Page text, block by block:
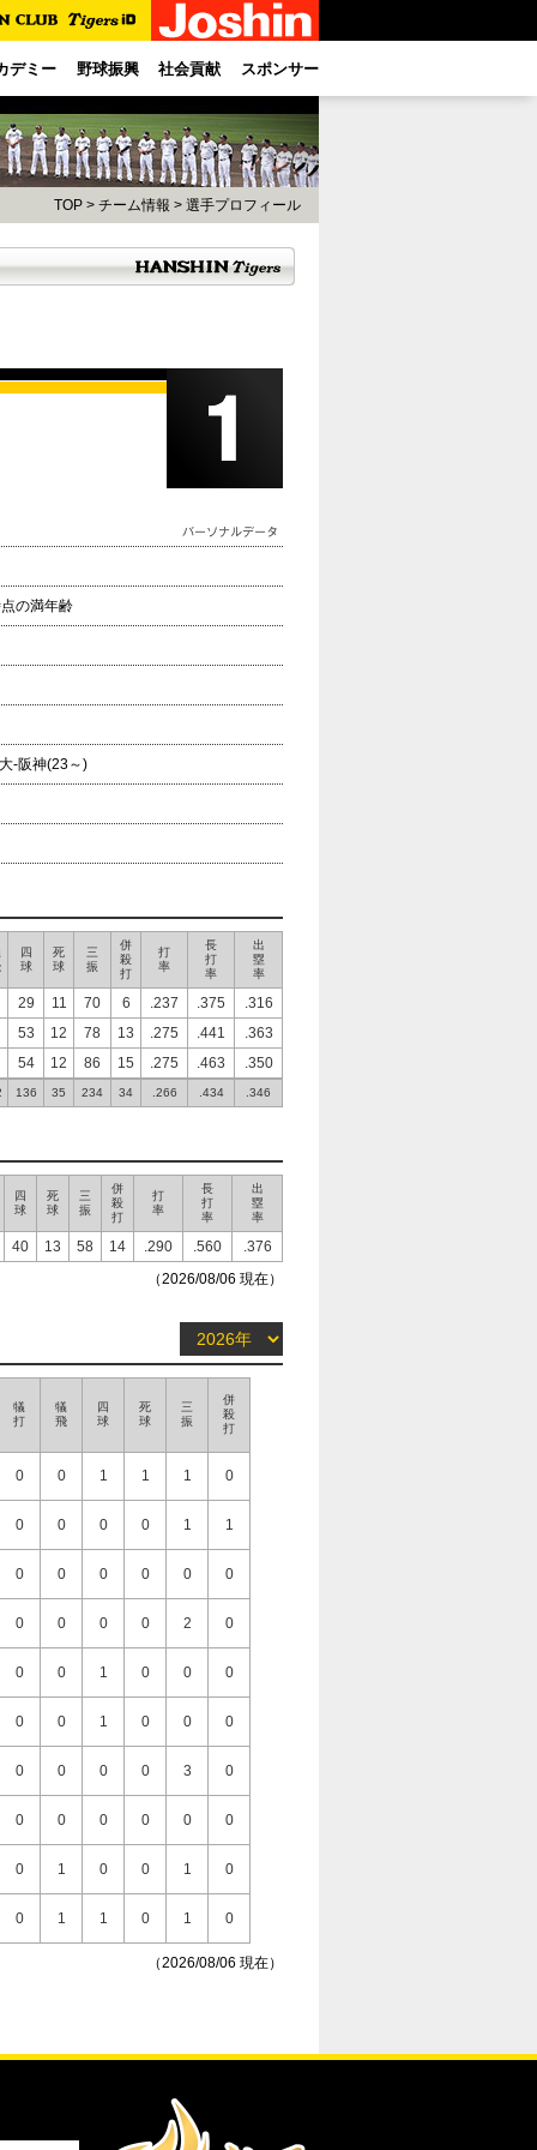
デミー 野球振興 社会貢献 スポンサー
TOP > チーム情報 > 選手プロフィール
の満年齢
-阪神(23～)
四
球
死
球
三
振
併
殺
打
打
率
長
打
率
出
塁
率
29 11 70 6 .237 .375
.316
53
12 78 13 .275 .441
.363
54
12 86 15 .275 .463 .350
136 35 234 34 .266 .434 .346
四
球
死
球
三
振
併
殺
打
打
率
長
打
率
出
塁
率
40 13 58 14 .290 .560
.376
（2026/08/06 現在）
犠
打
犠
飛
四
球
死
球
三
振
併
殺
打
0 0 1 1 1 0
0 0 0 0 1 1
0 0 0 0 0 0
0 0 0 0 2 0
0 0 1 0 0 0
0 0 1 0 0 0
0 0 0 0 3 0
0 0 0 0 0 0
0 1 0 0 1 0
0 1 1 0 1 0
0 0
1
（2026/08/06 現在）